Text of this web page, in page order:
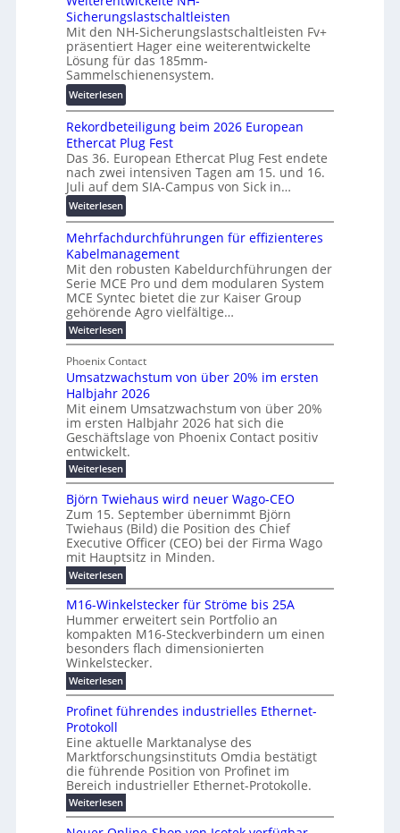
l
e
T
r
a
n
s
a
r
e
n
z
u
:
F
o
r
s
c
h
u
n
g
s
f
ö
r
d
e
r
u
n
g
b
r
a
u
c
h
t
m
e
r
T
e
m
p
o
u
n
d
w
e
n
i
g
r
B
ü
r
o
k
l
t
a
-
X
2
0
2
7
w
i
r
d
z
u
m
E
n
e
r
g
u
b
f
ü
r
m
o
d
e
r
n
e
E
e
r
g
i
e
l
ö
u
n
g
e
n
Sicherungslastschaltleisten
Mit den NH-Sicherungslastschaltleisten Fv+
präsentiert Hager eine weiterentwickelte
Lösung für das 185mm-
Sammelschienensystem.
Weiterlesen:
W
e
i
t
e
r
e
n
t
w
i
c
k
e
l
e
N
H
-
S
i
c
h
e
r
u
n
g
s
l
a
s
t
s
c
h
a
t
l
e
i
s
t
Rekordbeteiligung beim 2026 European
Ethercat Plug Fest
Das 36. European Ethercat Plug Fest endete
nach zwei intensiven Tagen am 15. und 16.
Juli auf dem SIA-Campus von Sick in…
Weiterlesen:
R
e
k
o
r
d
b
e
t
e
i
l
i
g
u
n
g
b
e
i
m
2
0
2
6
E
u
r
o
p
e
a
E
t
h
e
r
Mehrfachdurchführungen für effizienteres
Kabelmanagement
Mit den robusten Kabeldurchführungen der
Serie MCE Pro und dem modularen System
MCE Syntec bietet die zur Kaiser Group
gehörende Agro vielfältige…
Weiterlesen:
M
h
r
f
a
c
h
d
u
r
c
f
ü
h
u
n
g
e
n
f
ü
r
e
ff
i
z
i
e
t
e
r
e
s
K
a
b
Phoenix Contact
Umsatzwachstum von über 20% im ersten
Halbjahr 2026
Mit einem Umsatzwachstum von über 20%
im ersten Halbjahr 2026 hat sich die
Geschäftslage von Phoenix Contact positiv
entwickelt.
Weiterlesen:
U
m
s
a
t
w
a
c
h
s
t
u
m
v
o
n
ü
b
e
2
0
%
i
m
e
r
Björn Twiehaus wird neuer Wago-CEO
Zum 15. September übernimmt Björn
Twiehaus (Bild) die Position des Chief
Executive Officer (CEO) bei der Firma Wago
mit Hauptsitz in Minden.
Weiterlesen:
B
j
ö
r
n
T
w
i
e
h
a
w
i
r
d
n
e
M16-Winkelstecker für Ströme bis 25A
Hummer erweitert sein Portfolio an
kompakten M16-Steckverbindern um einen
besonders flach dimensionierten
Winkelstecker.
Weiterlesen:
M
1
6
W
i
n
k
e
l
s
t
Profinet führendes industrielles Ethernet-
Protokoll
Eine aktuelle Marktanalyse des
Marktforschungsinstituts Omdia bestätigt
die führende Position von Profinet im
Bereich industrieller Ethernet-Protokolle.
Weiterlesen:
P
r